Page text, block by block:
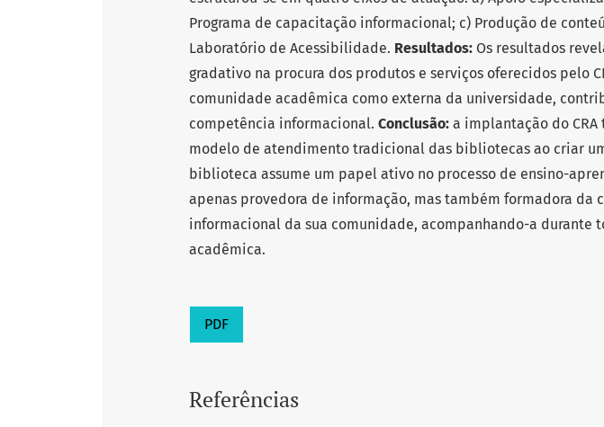
Programa de capacitação informacional; c) Produção de
Laboratório de Acessibilidade. Resultados: Os resultados
gradativo na procura dos produtos e serviços oferecidos pelo
comunidade acadêmica como externa da universidade,
competência informacional. Conclusão: a implantação do
modelo de atendimento tradicional das bibliotecas ao criar
biblioteca assume um papel ativo no processo de ensino-
apenas provedora de informação, mas também formadora da
informacional da sua comunidade, acompanhando-a durante
acadêmica.
PDF
Referências